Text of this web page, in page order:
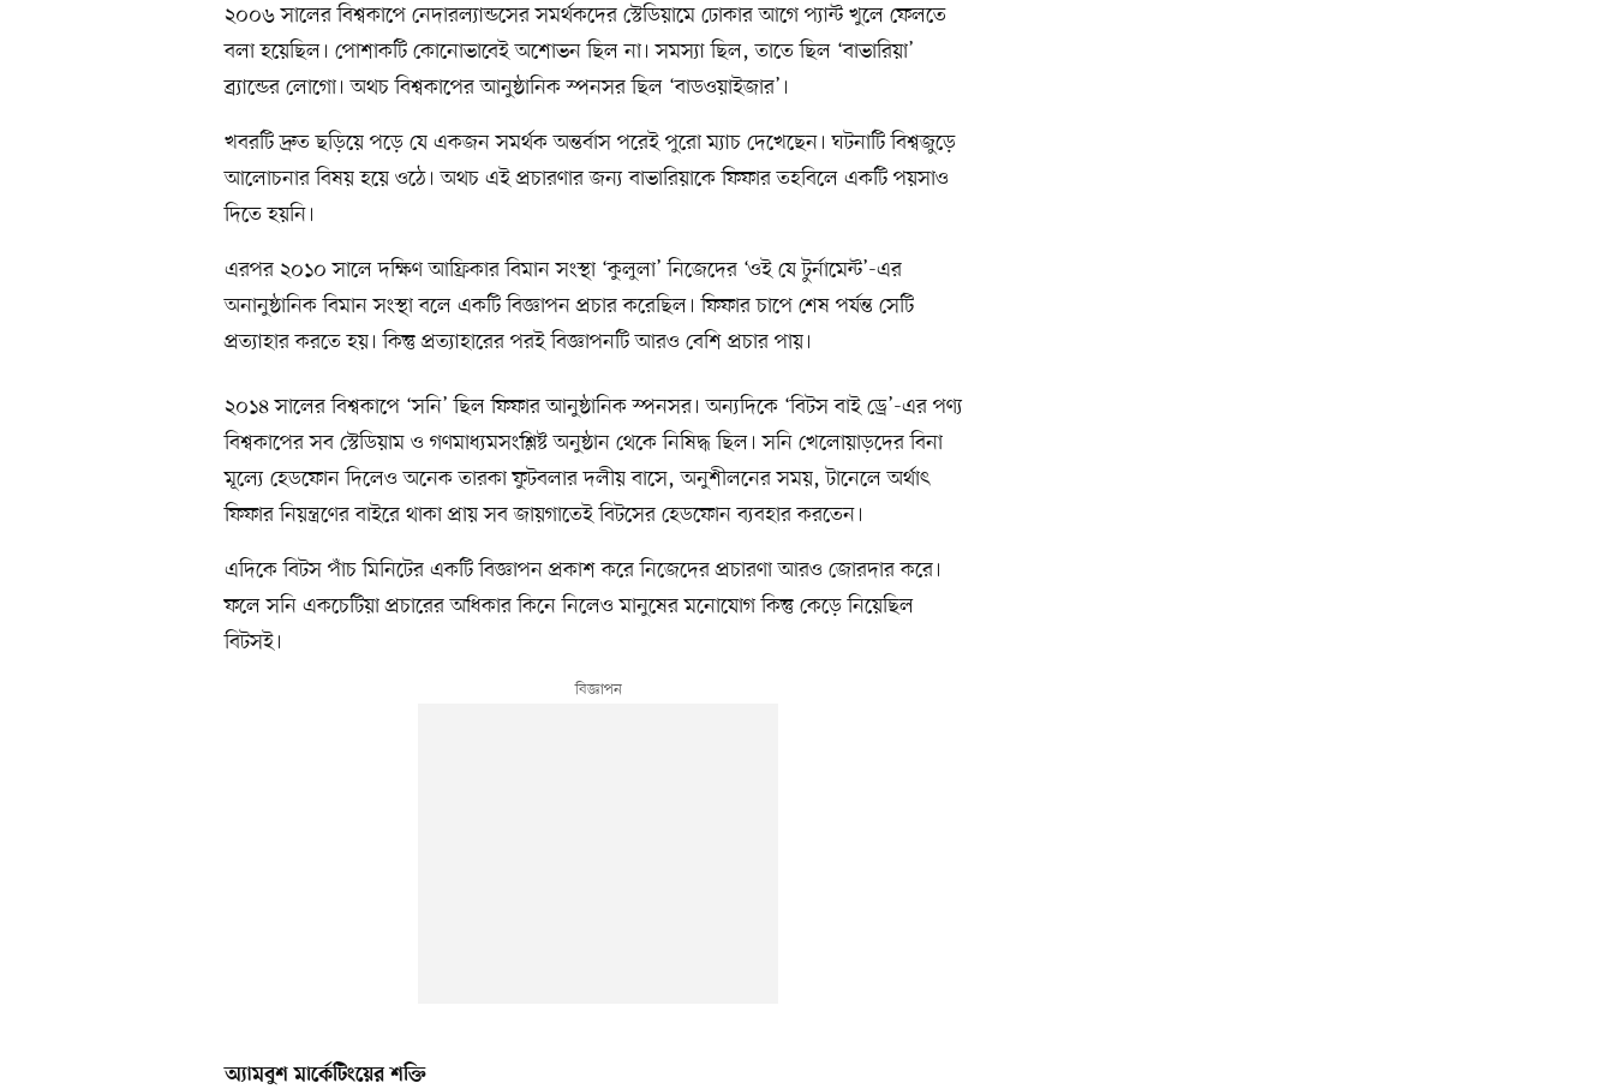
২০০৬ সালের বিশ্বকাপে নেদারল্যান্ডসের সমর্থকদের স্টেডিয়ামে ঢোকার আগে প্যান্ট খুলে ফেলতে
বলা হয়েছিল। পোশাকটি কোনোভাবেই অশোভন ছিল না। সমস্যা ছিল, তাতে ছিল ‘বাভারিয়া’
ব্র্যান্ডের লোগো। অথচ বিশ্বকাপের আনুষ্ঠানিক স্পনসর ছিল ‘বাডওয়াইজার’।
খবরটি দ্রুত ছড়িয়ে পড়ে যে একজন সমর্থক অন্তর্বাস পরেই পুরো ম্যাচ দেখেছেন। ঘটনাটি বিশ্বজুড়ে
আলোচনার বিষয় হয়ে ওঠে। অথচ এই প্রচারণার জন্য বাভারিয়াকে ফিফার তহবিলে একটি পয়সাও
দিতে হয়নি।
এরপর ২০১০ সালে দক্ষিণ আফ্রিকার বিমান সংস্থা ‘কুলুলা’ নিজেদের ‘ওই যে টুর্নামেন্ট’-এর
অনানুষ্ঠানিক বিমান সংস্থা বলে একটি বিজ্ঞাপন প্রচার করেছিল। ফিফার চাপে শেষ পর্যন্ত সেটি
প্রত্যাহার করতে হয়। কিন্তু প্রত্যাহারের পরই বিজ্ঞাপনটি আরও বেশি প্রচার পায়।
২০১৪ সালের বিশ্বকাপে ‘সনি’ ছিল ফিফার আনুষ্ঠানিক স্পনসর। অন্যদিকে ‘বিটস বাই ড্রে’-এর পণ্য
বিশ্বকাপের সব স্টেডিয়াম ও গণমাধ্যমসংশ্লিষ্ট অনুষ্ঠান থেকে নিষিদ্ধ ছিল। সনি খেলোয়াড়দের বিনা
মূল্যে হেডফোন দিলেও অনেক তারকা ফুটবলার দলীয় বাসে, অনুশীলনের সময়, টানেলে অর্থাৎ
ফিফার নিয়ন্ত্রণের বাইরে থাকা প্রায় সব জায়গাতেই বিটসের হেডফোন ব্যবহার করতেন।
এদিকে বিটস পাঁচ মিনিটের একটি বিজ্ঞাপন প্রকাশ করে নিজেদের প্রচারণা আরও জোরদার করে।
ফলে সনি একচেটিয়া প্রচারের অধিকার কিনে নিলেও মানুষের মনোযোগ কিন্তু কেড়ে নিয়েছিল
বিটসই।
অ্যামবুশ মার্কেটিংয়ের শক্তি